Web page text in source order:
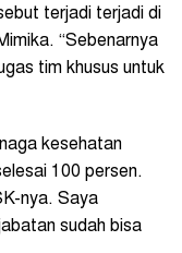
terjadi terjadi di
“Sebenarnya
tim khusus untuk
kesehatan
100 persen.
nya. Saya
sudah bisa